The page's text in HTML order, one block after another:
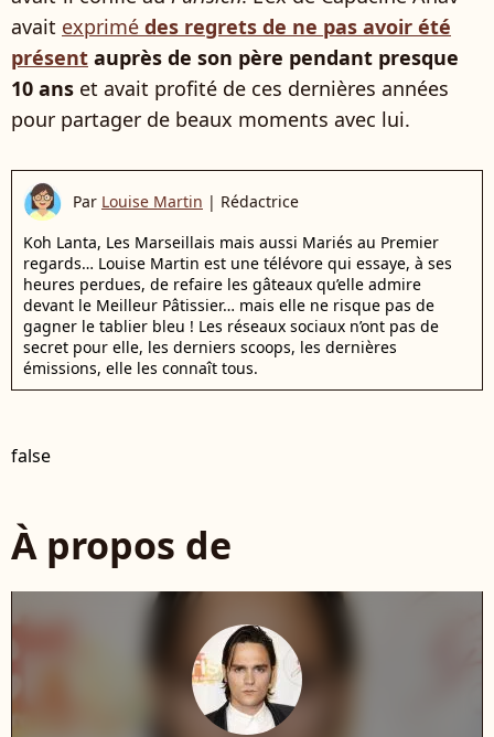
avait exprimé des regrets de ne pas avoir été
présent auprès de son père pendant presque
10 ans et avait profité de ces dernières années
pour partager de beaux moments avec lui.
Par Louise Martin | Rédactrice
Koh Lanta, Les Marseillais mais aussi Mariés au Premier
regards… Louise Martin est une télévore qui essaye, à ses
heures perdues, de refaire les gâteaux qu’elle admire
devant le Meilleur Pâtissier… mais elle ne risque pas de
gagner le tablier bleu ! Les réseaux sociaux n’ont pas de
secret pour elle, les derniers scoops, les dernières
émissions, elle les connaît tous.
false
À propos de